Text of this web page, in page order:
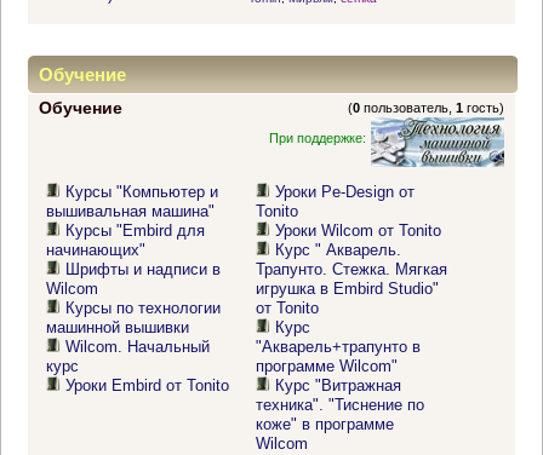
Обучение
Обучение (0 пользователь,1 гость)
При поддержке:
Курсы "Компьютер и
вышивальная машина"
Курсы "Embird для
начинающих"
Шрифты и надписи в
Wilcom
Курсы по технологии
машинной вышивки
Wilcom. Начальный
курс
Уроки Embird от Tonito
Уроки Pe-Design от
Tonito
Уроки Wilcom от Tonito
Курс " Акварель.
Трапунто. Стежка. Мягкая
игрушка в Embird Studio"
от Tonito
Курс
"Акварель+трапунто в
программе Wilcom"
Курс "Витражная
техника". "Тиснение по
коже" в программе
Wilcom